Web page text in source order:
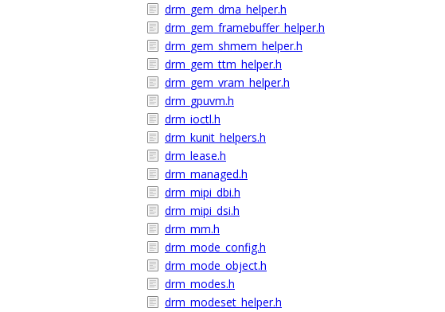
drm_gem_dma_helper.h
drm_gem_framebuffer_helper.h
drm_gem_shmem_helper.h
drm_gem_ttm_helper.h
drm_gem_vram_helper.h
drm_gpuvm.h
drm_ioctl.h
drm_kunit_helpers.h
drm_lease.h
drm_managed.h
drm_mipi_dbi.h
drm_mipi_dsi.h
drm_mm.h
drm_mode_config.h
drm_mode_object.h
drm_modes.h
drm_modeset_helper.h